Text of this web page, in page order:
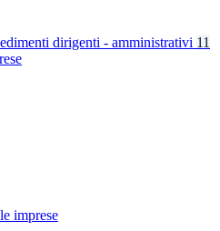
dirigenti - amministrativi 11
imprese